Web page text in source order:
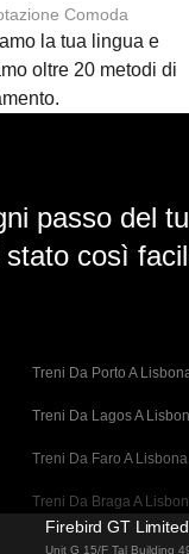
Comoda
la tua lingua e
oltre 20 metodi di
passo del
così
Treni Da Porto A
Treni Da Lagos A
Treni Da Faro A Lisbona
Treni Da Braga A
Treni Da Madrid A
Firebird GT Limited
Unit G 15/F Tal Building